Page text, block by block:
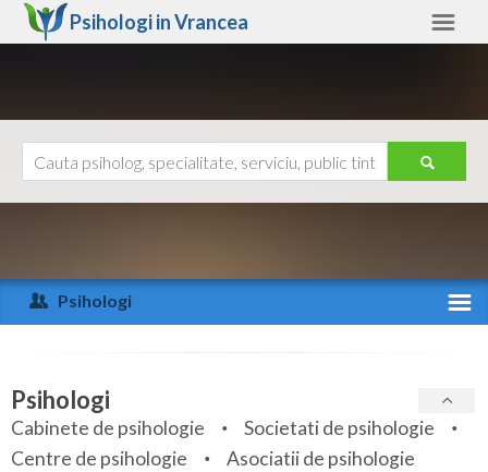
Psihologi inVrancea
Arad
Arges
Bihor
Bistrita-Nasaud
Ajutor
Psihologi
Specialitati
Servicii
Psihologi
Cabinete de psihologie
Societati de psihologie
Centre de psihologie
Asociatii de psihologie